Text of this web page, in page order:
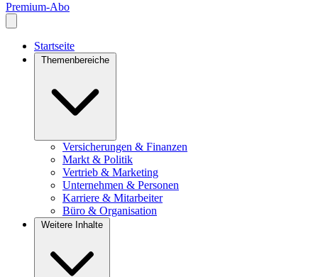
Premium-Abo
Startseite
Themenbereiche
Versicherungen & Finanzen
Markt & Politik
Vertrieb & Marketing
Unternehmen & Personen
Karriere & Mitarbeiter
Büro & Organisation
Weitere Inhalte